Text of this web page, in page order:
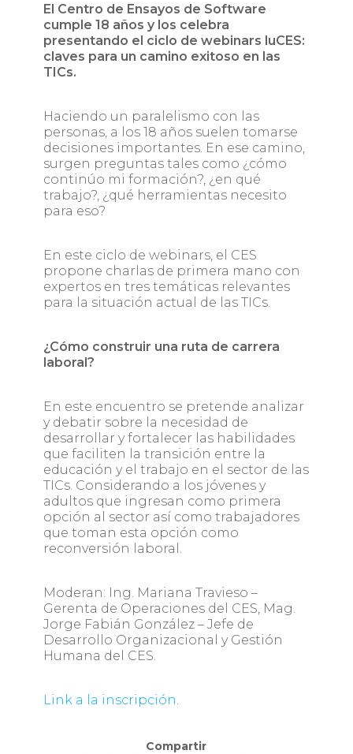
El Centro de Ensayos de Software
cumple 18 años y los celebra
presentando el ciclo de webinars luCES:
claves para un camino exitoso en las
TICs.
Haciendo un paralelismo con las
personas, a los 18 años suelen tomarse
decisiones importantes. En ese camino,
surgen preguntas tales como ¿cómo
continúo mi formación?, ¿en qué
trabajo?, ¿qué herramientas necesito
para eso?
En este ciclo de webinars, el CES
propone charlas de primera mano con
expertos en tres temáticas relevantes
para la situación actual de las TICs.
¿Cómo construir una ruta de carrera
laboral?
En este encuentro se pretende analizar
y debatir sobre la necesidad de
desarrollar y fortalecer las habilidades
que faciliten la transición entre la
educación y el trabajo en el sector de las
TICs. Considerando a los jóvenes y
adultos que ingresan como primera
opción al sector así como trabajadores
que toman esta opción como
reconversión laboral.
Moderan: Ing. Mariana Travieso –
Gerenta de Operaciones del CES, Mag.
Jorge Fabián González – Jefe de
Desarrollo Organizacional y Gestión
Humana del CES.
Link a la inscripción.
Compartir